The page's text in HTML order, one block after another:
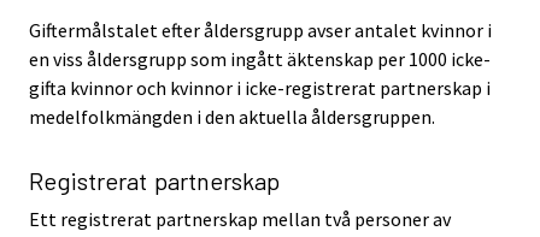
Giftermålstalet efter åldersgrupp avser antalet kvinnor i
en viss åldersgrupp som ingått äktenskap per 1000 icke-
gifta kvinnor och kvinnor i icke-registrerat partnerskap i
medelfolkmängden i den aktuella åldersgruppen.
Registrerat partnerskap
Ett registrerat partnerskap mellan två personer av